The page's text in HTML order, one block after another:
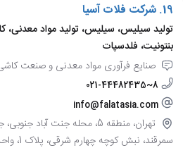
19. شرکت فلات آسیا
تولید سیلیس، سیلیس، تولید مواد معدنی،
بنتونیت، فلدسپات
صنایع فرآوری مواد معدنی و صنعت
021-44482435~8
info@falatasia.com
تهران، منطقه 5، محله جنت آباد
سمرقند، نبش کوچه چهارم شرقی، پلاک 1، واحد 3